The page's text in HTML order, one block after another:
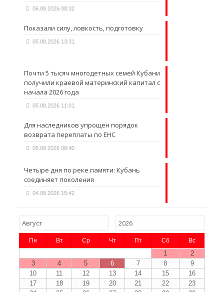
06.08.2026 08:32
Показали силу, ловкость, подготовку
05.08.2026 13:31
Почти 5 тысяч многодетных семей Кубани
получили краевой материнский капитал с
начала 2026 года
05.08.2026 11:01
Для наследников упрощен порядок
возврата переплаты по ЕНС
05.08.2026 08:40
Четыре дня по реке памяти: Кубань
соединяет поколения
04.08.2026 15:42
Пн Вт Ср Чт Пт Сб Вс
1
2
3
4 5 6 7 8
9
10
11 12 13 14 15
16
17
18 19 20 21 22
23